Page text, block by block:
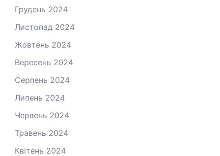
Грудень 2024
Листопад 2024
Жовтень 2024
Вересень 2024
Серпень 2024
Липень 2024
Червень 2024
Травень 2024
Квітень 2024